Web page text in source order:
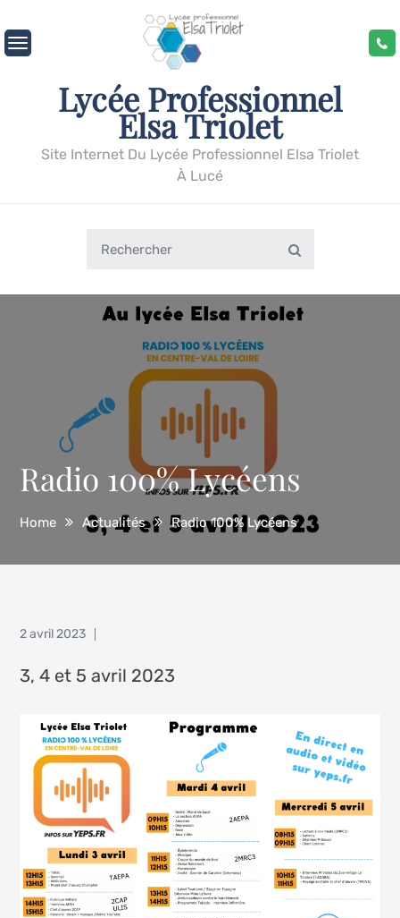
to
content
Lycée Professionnel
Elsa Triolet
Site Internet Du Lycée Professionnel Elsa Triolet
À Lucé
for:
Search
Radio 100% Lycéens
Home Actualités Radio 100% Lycéens
Posted
2 avril 2023
3, 4 et 5 avril 2023